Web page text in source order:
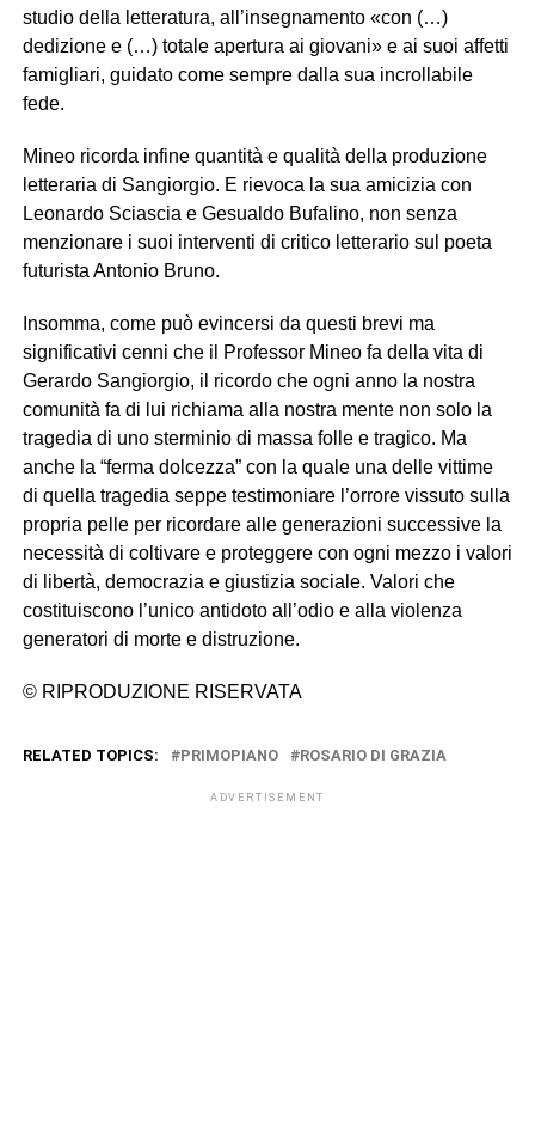
studio della letteratura, all’insegnamento «con (…)
dedizione e (…) totale apertura ai giovani» e ai suoi affetti
famigliari, guidato come sempre dalla sua incrollabile
fede.
Mineo ricorda infine quantità e qualità della produzione
letteraria di Sangiorgio. E rievoca la sua amicizia con
Leonardo Sciascia e Gesualdo Bufalino, non senza
menzionare i suoi interventi di critico letterario sul poeta
futurista Antonio Bruno.
Insomma, come può evincersi da questi brevi ma
significativi cenni che il Professor Mineo fa della vita di
Gerardo Sangiorgio, il ricordo che ogni anno la nostra
comunità fa di lui richiama alla nostra mente non solo la
tragedia di uno sterminio di massa folle e tragico. Ma
anche la “ferma dolcezza” con la quale una delle vittime
di quella tragedia seppe testimoniare l’orrore vissuto sulla
propria pelle per ricordare alle generazioni successive la
necessità di coltivare e proteggere con ogni mezzo i valori
di libertà, democrazia e giustizia sociale. Valori che
costituiscono l’unico antidoto all’odio e alla violenza
generatori di morte e distruzione.
© RIPRODUZIONE RISERVATA
RELATED TOPICS: PRIMOPIANO ROSARIO DI GRAZIA
ADVERTISEMENT